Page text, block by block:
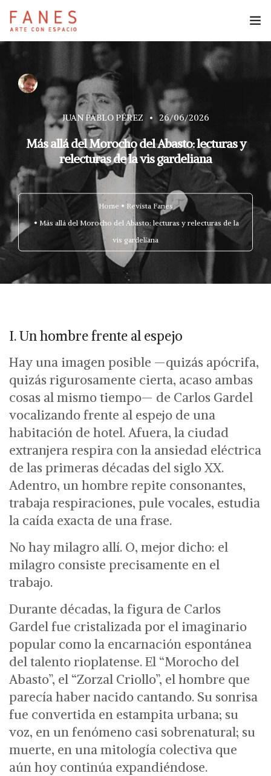
Espacio Fanes
Reservas
Revista Fanes
JUAN PABLO PÉREZ 26/06/2026
Más allá del Morocho del Abasto: lecturas y
relecturas de la vis gardeliana
Home
Revista Fanes
Más allá del Morocho del Abasto: lecturas y relecturas de la
vis gardeliana
I. Un hombre frente al espejo
Hay una imagen posible —quizás apócrifa,
quizás rigurosamente cierta, acaso ambas
cosas al mismo tiempo— de Carlos Gardel
vocalizando frente al espejo de una
habitación de hotel. Afuera, la ciudad
extranjera respira con la ansiedad eléctrica
de las primeras décadas del siglo XX.
Adentro, un hombre repite consonantes,
trabaja respiraciones, pule vocales, estudia
la caída exacta de una frase.
No hay milagro allí. O, mejor dicho: el
milagro consiste precisamente en el
trabajo.
Durante décadas, la figura de Carlos
Gardel fue cristalizada por el imaginario
popular como la encarnación espontánea
del talento rioplatense. El “Morocho del
Abasto”, el “Zorzal Criollo”, el hombre que
parecía haber nacido cantando. Su sonrisa
fue convertida en estampita urbana; su
voz, en un fenómeno casi sobrenatural; su
muerte, en una mitología colectiva que
aún hoy continúa expandiéndose.